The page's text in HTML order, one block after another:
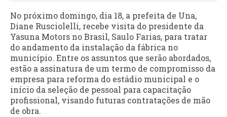
No próximo domingo, dia 18, a prefeita de Una,
Diane Rusciolelli, recebe visita do presidente da
Yasuna Motors no Brasil, Saulo Farias, para tratar
do andamento da instalação da fábrica no
município. Entre os assuntos que serão abordados,
estão a assinatura de um termo de compromisso da
empresa para reforma do estádio municipal e o
início da seleção de pessoal para capacitação
profissional, visando futuras contratações de mão
de obra.